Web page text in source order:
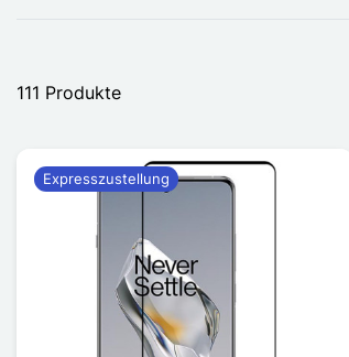
111 Produkte
Expresszustellung